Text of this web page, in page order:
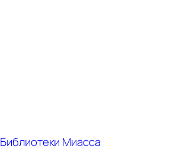
Библиотеки Миасса